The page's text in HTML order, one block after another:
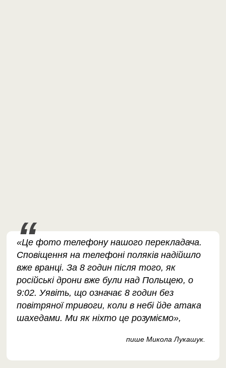
«Це фото телефону нашого перекладача.
Сповіщення на телефоні поляків надійшло
вже вранці. За 8 годин після того, як
російські дрони вже були над Польщею, о
9:02. Уявіть, що означає 8 годин без
повітряної тривоги, коли в небі йде атака
шахедами. Ми як ніхто це розуміємо»,
пише Микола Лукашук.